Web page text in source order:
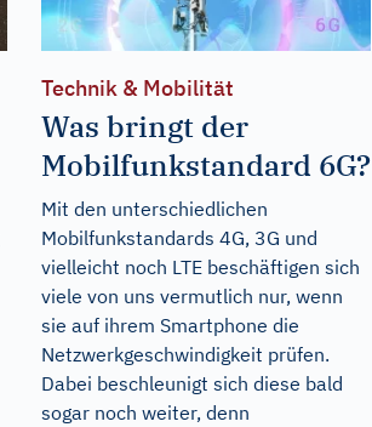
Technik & Mobilität
Was bringt der
Mobilfunkstandard 6G?
Mit den unterschiedlichen
Mobilfunkstandards 4G, 3G und
vielleicht noch LTE beschäftigen sich
viele von uns vermutlich nur, wenn
sie auf ihrem Smartphone die
Netzwerkgeschwindigkeit prüfen.
Dabei beschleunigt sich diese bald
sogar noch weiter, denn